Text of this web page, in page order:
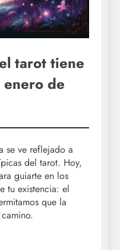
tarot tiene
de
se ve reflejado a
del tarot. Hoy,
guiarte en los
tu existencia: el
que la